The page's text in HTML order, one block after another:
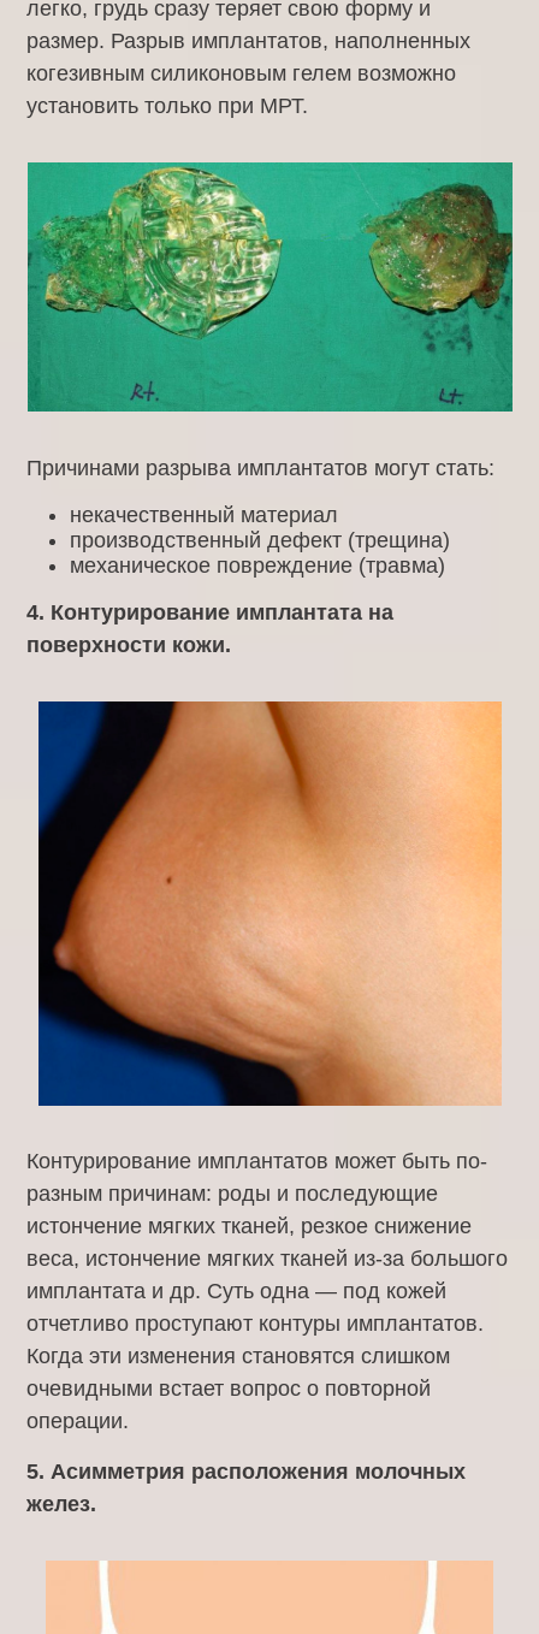
легко, грудь сразу теряет свою форму и
размер. Разрыв имплантатов, наполненных
когезивным силиконовым гелем возможно
установить только при МРТ.
Причинами разрыва имплантатов могут стать:
некачественный материал
производственный дефект (трещина)
механическое повреждение (травма)
4. Контурирование имплантата на
поверхности кожи.
Контурирование имплантатов может быть по-
разным причинам: роды и последующие
истончение мягких тканей, резкое снижение
веса, истончение мягких тканей из-за большого
имплантата и др. Суть одна — под кожей
отчетливо проступают контуры имплантатов.
Когда эти изменения становятся слишком
очевидными встает вопрос о повторной
операции.
5. Асимметрия расположения молочных
желез.